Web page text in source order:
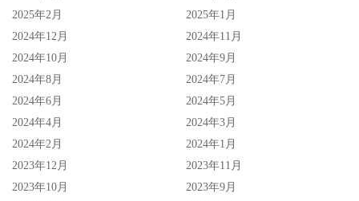
这个版本的彼得开启了全新的可能，虽然要有第三部是一个
不太可能的事情，至少这次我们看到了安德鲁的彼得，得到
了救赎，也找到了他的兄弟，也算是为少数支持安德鲁蜘蛛
人的影迷，有了一个美丽的交代。
2025年2月
2025年1月
2024年12月
2024年11月
2024年10月
2024年9月
2024年8月
2024年7月
2024年6月
2024年5月
2024年4月
2024年3月
2024年2月
2024年1月
2023年12月
2023年11月
2023年10月
2023年9月